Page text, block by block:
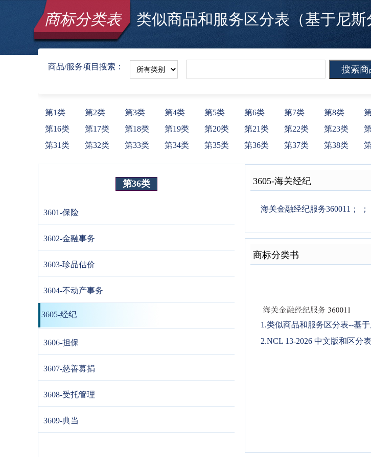
商标分类表类似商品和服务区分表（基于尼斯
商品/服务项目搜索：
第1类 第2类 第3类 第4类 第5类 第6类 第7类 第8类
第16类
第17类 第18类 第19类 第20类 第21类 第22类 第23类
第31类
第32类 第33类 第34类 第35类 第36类 第37类 第38类
第36类
3601-保险
3602-金融事务
3603-珍品估价
3604-不动产事务
3605-经纪
3606-担保
3607-慈善募捐
3608-受托管理
3609-典当
3605-海关经纪
海关金融经纪服务360011 ； ；
商标分类书
1.类似商品和服务区分表--基
2.NCL 13-2026 中文版和区分